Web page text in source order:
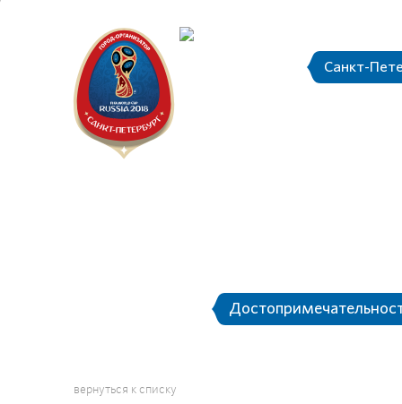
Санкт-
вернуться к списку